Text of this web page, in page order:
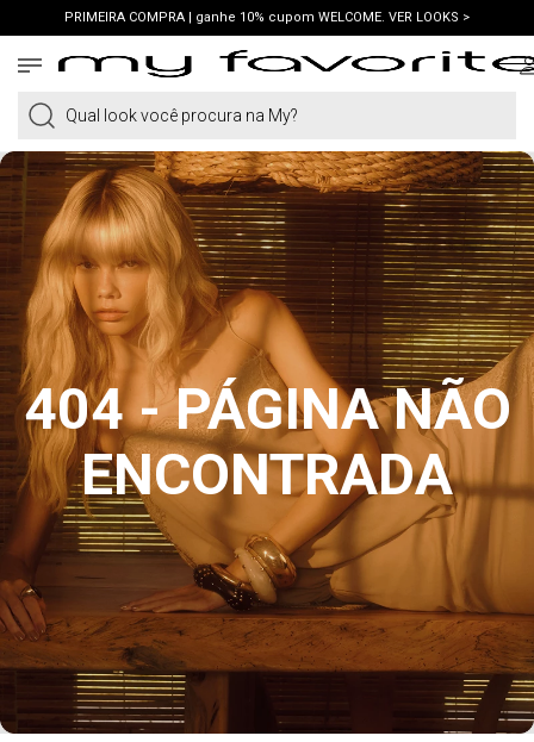
PRIMEIRA COMPRA | ganhe 10% cupom WELCOME. VER LOOKS >
FRETE GRÁTIS | em compras a partir de R$419. AMEI >
Qual look você procura na My?
404 - PÁGINA NÃO
ENCONTRADA